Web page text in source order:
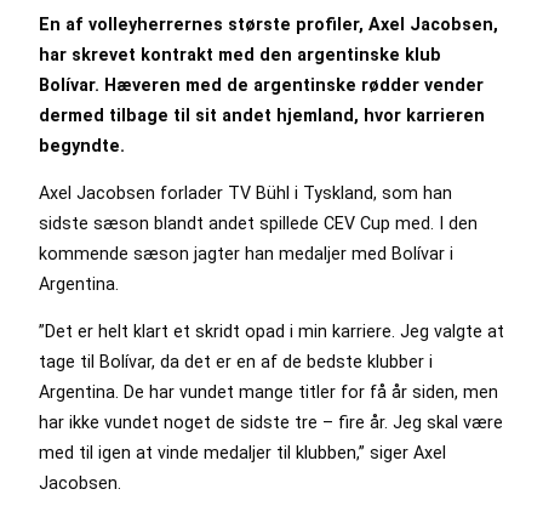
En af volleyherrernes største profiler, Axel Jacobsen,
har skrevet kontrakt med den argentinske klub
Bolívar. Hæveren med de argentinske rødder vender
dermed tilbage til sit andet hjemland, hvor karrieren
begyndte.
Axel Jacobsen forlader TV Bühl i Tyskland, som han
sidste sæson blandt andet spillede CEV Cup med. I den
kommende sæson jagter han medaljer med Bolívar i
Argentina.
”Det er helt klart et skridt opad i min karriere. Jeg valgte at
tage til Bolívar, da det er en af de bedste klubber i
Argentina. De har vundet mange titler for få år siden, men
har ikke vundet noget de sidste tre – fire år. Jeg skal være
med til igen at vinde medaljer til klubben,” siger Axel
Jacobsen.